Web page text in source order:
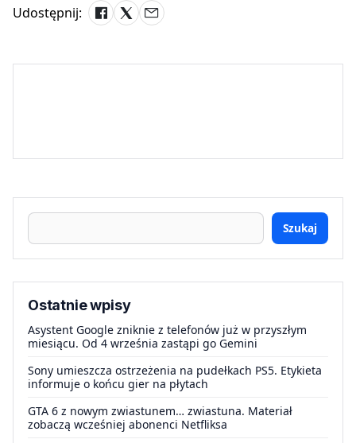
Udostępnij:
Szukaj
Ostatnie wpisy
Asystent Google zniknie z telefonów już w przyszłym
miesiącu. Od 4 września zastąpi go Gemini
Sony umieszcza ostrzeżenia na pudełkach PS5. Etykieta
informuje o końcu gier na płytach
GTA 6 z nowym zwiastunem… zwiastuna. Materiał
zobaczą wcześniej abonenci Netfliksa